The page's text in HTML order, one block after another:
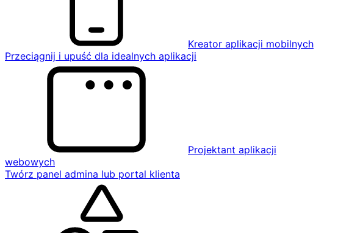
Kreator aplikacji mobilnych
Przeciągnij i upuść dla idealnych aplikacji
Projektant aplikacji
webowych
Twórz panel admina lub portal klienta